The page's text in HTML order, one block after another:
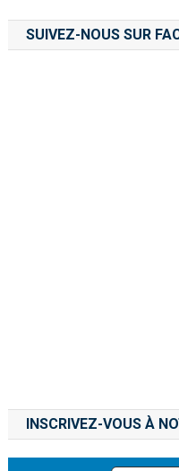
SUIVEZ-NOUS SUR
INSCRIVEZ-VOUS À